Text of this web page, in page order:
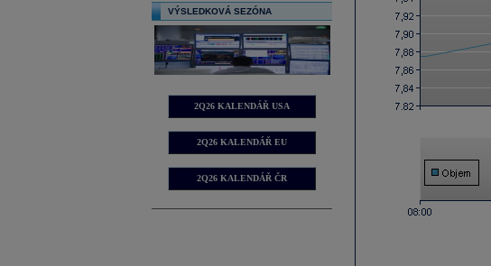
VÝSLEDKOVÁ SEZÓNA
2Q26 KALENDÁŘ USA
2Q26 KALENDÁŘ EU
2Q26 KALENDÁŘ ČR